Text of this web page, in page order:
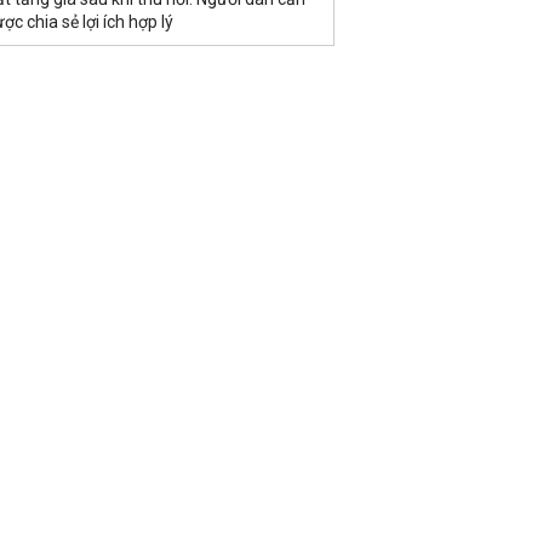
chia sẻ lợi ích hợp lý